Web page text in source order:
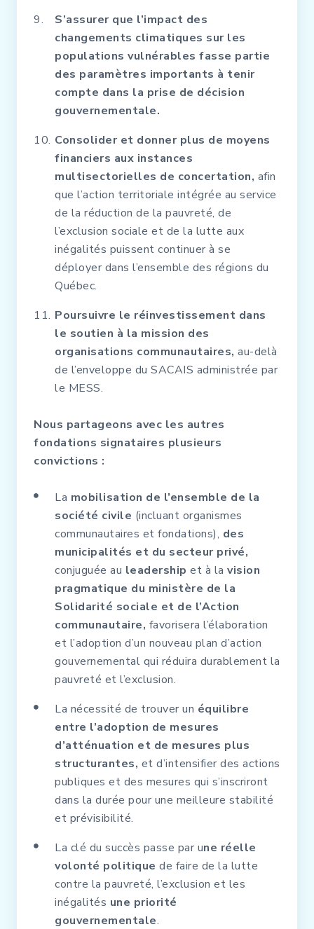
S’assurer que l’impact des
changements climatiques sur les
populations vulnérables fasse partie
des paramètres importants à tenir
compte dans la prise de décision
gouvernementale.
Consolider et donner plus de moyens
financiers aux instances
multisectorielles de concertation, afin
que l’action territoriale intégrée au service
de la réduction de la pauvreté, de
l’exclusion sociale et de la lutte aux
inégalités puissent continuer à se
déployer dans l’ensemble des régions du
Québec.
Poursuivre le réinvestissement dans
le soutien à la mission des
organisations communautaires, au-delà
de l’enveloppe du SACAIS administrée par
le MESS.
Nous partageons avec les autres
fondations signataires plusieurs
convictions :
La mobilisation de l’ensemble de la
société civile (incluant organismes
communautaires et fondations), des
municipalités et du secteur privé,
conjuguée au leadership et à la vision
pragmatique du ministère de la
Solidarité sociale et de l’Action
communautaire, favorisera l’élaboration
et l’adoption d’un nouveau plan d’action
gouvernemental qui réduira durablement la
pauvreté et l’exclusion.
La nécessité de trouver un équilibre
entre l’adoption de mesures
d’atténuation et de mesures plus
structurantes, et d’intensifier des actions
publiques et des mesures qui s’inscriront
dans la durée pour une meilleure stabilité
et prévisibilité.
La clé du succès passe par une réelle
volonté politique de faire de la lutte
contre la pauvreté, l’exclusion et les
inégalités une priorité
gouvernementale.